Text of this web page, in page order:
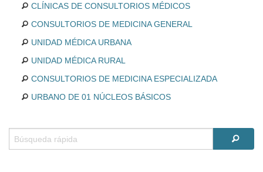
CLÍNICAS DE CONSULTORIOS MÉDICOS
CONSULTORIOS DE MEDICINA GENERAL
UNIDAD MÉDICA URBANA
UNIDAD MÉDICA RURAL
CONSULTORIOS DE MEDICINA ESPECIALIZADA
URBANO DE 01 NÚCLEOS BÁSICOS